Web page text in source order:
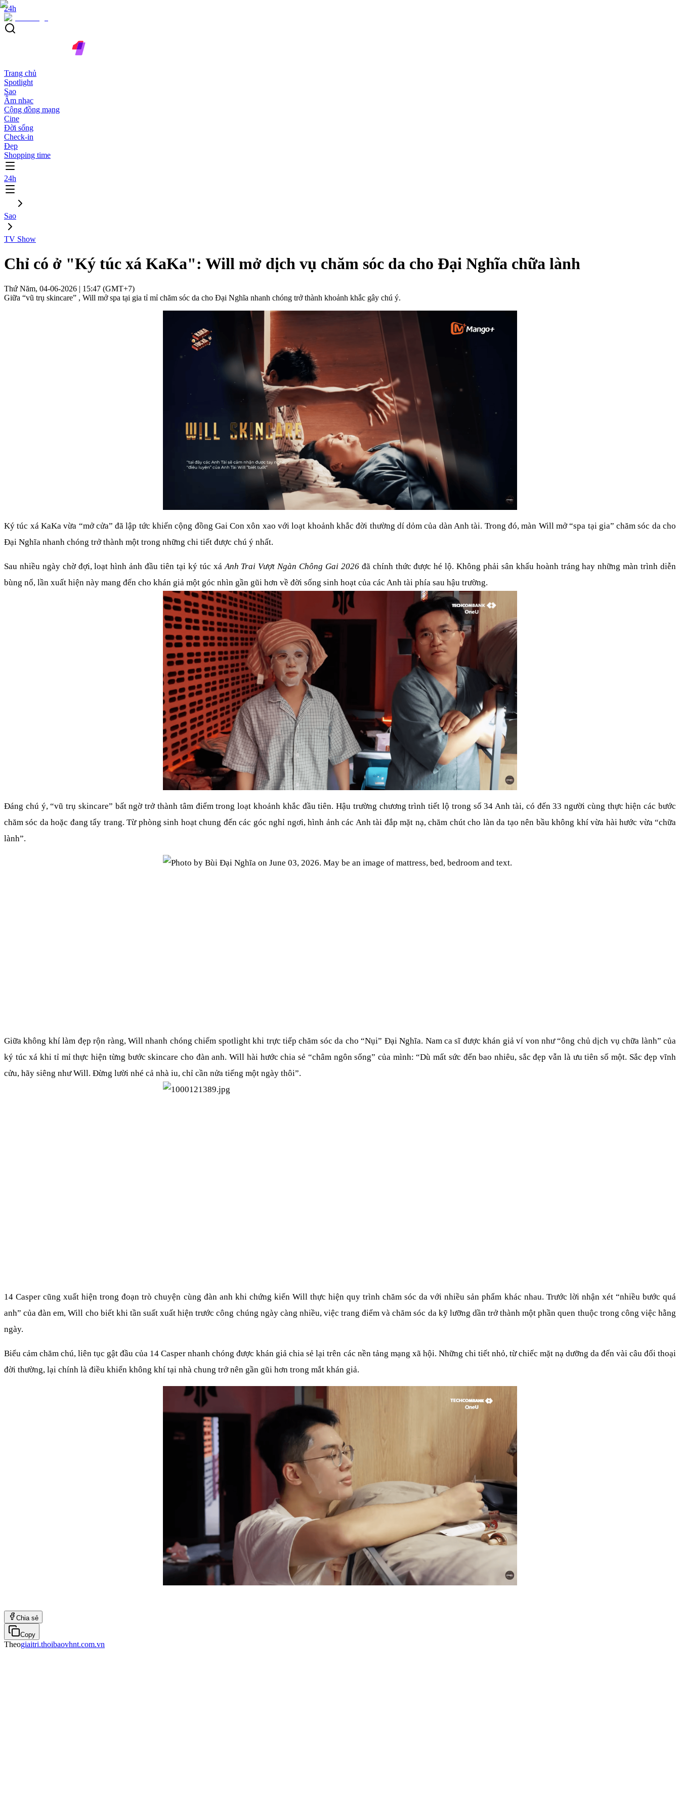
24h
Trang chủ
Spotlight
Sao
Âm nhạc
Cộng đồng mạng
Cine
Đời sống
Check-in
Đẹp
Shopping time
24h
Sao
TV Show
Chỉ có ở "Ký túc xá KaKa": Will mở dịch vụ chăm sóc da cho Đại Nghĩa chữa lành
Thứ Năm, 04-06-2026 | 15:47 (GMT+7)
Giữa “vũ trụ skincare” , Will mở spa tại gia tỉ mỉ chăm sóc da cho Đại Nghĩa nhanh chóng trở thành khoảnh khắc gây chú ý.
Ký túc xá KaKa vừa “mở cửa” đã lập tức khiến cộng đồng Gai Con xôn xao với loạt khoảnh khắc đời thường dí dỏm của dàn Anh tài. Trong đó, màn Will mở “spa tại gia” chăm sóc da cho
Đại Nghĩa nhanh chóng trở thành một trong những chi tiết được chú ý nhất.
Sau nhiều ngày chờ đợi, loạt hình ảnh đầu tiên tại ký túc xá Anh Trai Vượt Ngàn Chông Gai 2026 đã chính thức được hé lộ. Không phải sân khấu hoành tráng hay những màn trình diễn
bùng nổ, lần xuất hiện này mang đến cho khán giả một góc nhìn gần gũi hơn về đời sống sinh hoạt của các Anh tài phía sau hậu trường.
Đáng chú ý, “vũ trụ skincare” bất ngờ trở thành tâm điểm trong loạt khoảnh khắc đầu tiên. Hậu trường chương trình tiết lộ trong số 34 Anh tài, có đến 33 người cùng thực hiện các bước
chăm sóc da hoặc đang tẩy trang. Từ phòng sinh hoạt chung đến các góc nghỉ ngơi, hình ảnh các Anh tài đắp mặt nạ, chăm chút cho làn da tạo nên bầu không khí vừa hài hước vừa “chữa
lành”.
Giữa không khí làm đẹp rộn ràng, Will nhanh chóng chiếm spotlight khi trực tiếp chăm sóc da cho “Nụi” Đại Nghĩa. Nam ca sĩ được khán giả ví von như “ông chủ dịch vụ chữa lành” của
ký túc xá khi tỉ mỉ thực hiện từng bước skincare cho đàn anh. Will hài hước chia sẻ “châm ngôn sống” của mình: “Dù mất sức đến bao nhiêu, sắc đẹp vẫn là ưu tiên số một. Sắc đẹp vĩnh
cửu, hãy siêng như Will. Đừng lười nhé cả nhà iu, chỉ cần nửa tiếng một ngày thôi”.
14 Casper cũng xuất hiện trong đoạn trò chuyện cùng đàn anh khi chứng kiến Will thực hiện quy trình chăm sóc da với nhiều sản phẩm khác nhau. Trước lời nhận xét “nhiều bước quá
anh” của đàn em, Will cho biết khi tần suất xuất hiện trước công chúng ngày càng nhiều, việc trang điểm và chăm sóc da kỹ lưỡng dần trở thành một phần quen thuộc trong công việc hằng
ngày.
Biểu cảm chăm chú, liên tục gật đầu của 14 Casper nhanh chóng được khán giả chia sẻ lại trên các nền tảng mạng xã hội. Những chi tiết nhỏ, từ chiếc mặt nạ dưỡng da đến vài câu đối thoại
đời thường, lại chính là điều khiến không khí tại nhà chung trở nên gần gũi hơn trong mắt khán giả.
Chia sẻ
Copy
Theogiaitri.thoibaovhnt.com.vn